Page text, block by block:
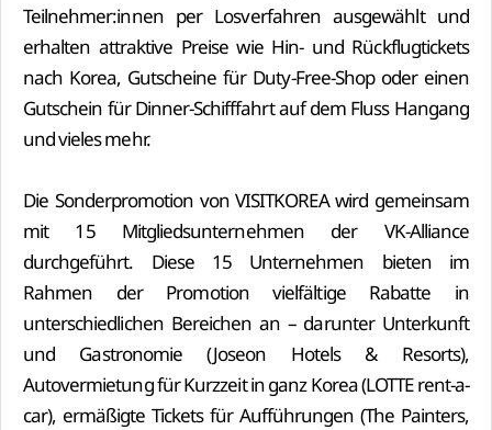
Teilnehmer:innen per Losverfahren ausgewählt und
erhalten attraktive Preise wie Hin- und Rückflugtickets
nach Korea, Gutscheine für Duty-Free-Shop oder einen
Gutschein für Dinner-Schifffahrt auf dem Fluss Hangang
und vieles mehr.
Die Sonderpromotion von VISITKOREA wird gemeinsam
mit 15 Mitgliedsunternehmen der VK-Alliance
durchgeführt. Diese 15 Unternehmen bieten im
Rahmen der Promotion vielfältige Rabatte in
unterschiedlichen Bereichen an – darunter Unterkunft
und Gastronomie (Joseon Hotels & Resorts),
Autovermietung für Kurzzeit in ganz Korea (LOTTE rent-a-
car), ermäßigte Tickets für Aufführungen (The Painters,